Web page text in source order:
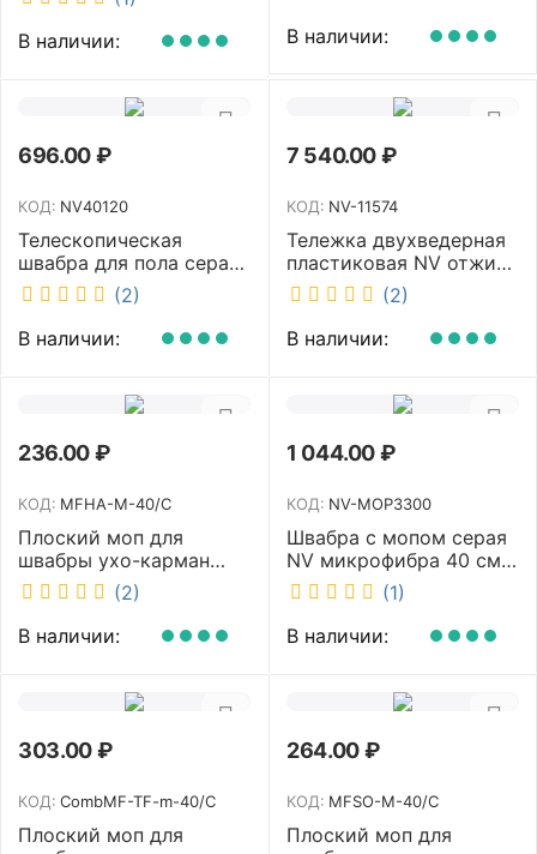
В наличии:
В наличии:
696.00₽
КОД: NV40120
Телескопическая
швабра для пола серая
NV микрофибра 42 см
NV40120
(2)
В наличии:
7 540.00₽
КОД: NV-11574
Тележка двухведерная
пластиковая NV отжим
2х23л NV-11574
(2)
В наличии:
236.00₽
КОД: MFHA-M-40/C
Плоский моп для
швабры ухо-карман
белый 40 см NV MFHA-
M-40/C
(2)
В наличии:
1 044.00₽
КОД: NV-MOP3300
Швабра с мопом серая
NV микрофибра 40 см
NV-MOP3300
(1)
В наличии:
303.00₽
КОД: CombMF-TF-m-40/C
Плоский моп для
264.00₽
КОД: MFSO-M-40/C
Плоский моп для